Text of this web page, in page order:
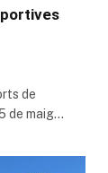
de
de maig…